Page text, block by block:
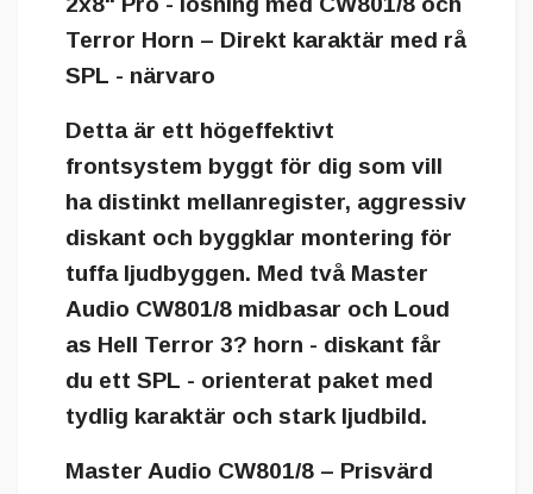
Terror Horn – Direkt karaktär med rå
SPL - närvaro
Detta är ett högeffektivt
frontsystem byggt för dig som vill
ha distinkt mellanregister, aggressiv
diskant och byggklar montering för
tuffa ljudbyggen. Med två Master
Audio CW801/8 midbasar och Loud
as Hell Terror 3? horn - diskant får
du ett SPL - orienterat paket med
tydlig karaktär och stark ljudbild.
Master Audio CW801/8 – Prisvärd